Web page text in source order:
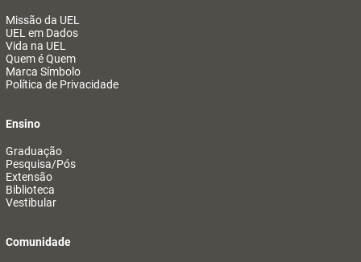
Missão da UEL
UEL em Dados
Vida na UEL
Quem é Quem
Marca Símbolo
Política de Privacidade
Ensino
Graduação
Pesquisa/Pós
Extensão
Biblioteca
Vestibular
Comunidade